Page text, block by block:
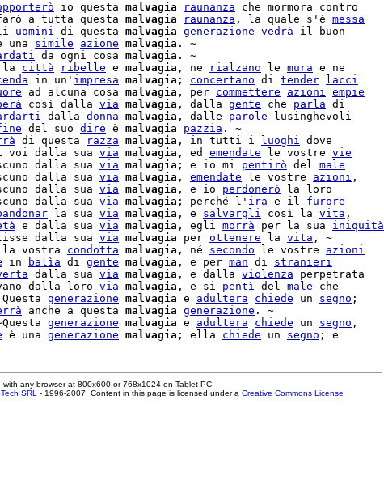
io questa malvagia raunanza che mormora contro
a tutta questa malvagia raunanza , la quale s'è messa
uomini di questa malvagia generazione vedrà il buon
simile azione malvagia . ~
da ogni cosa malvagia . ~
città ribelle e malvagia , ne rialzano le mura e ne
in un' impresa malvagia ; concertano di tender
lacci
ad alcuna cosa malvagia , per commettere azioni empie
così dalla via malvagia , dalla gente che parla
dalla donna malvagia , dalle parole lusinghevoli
del suo dire è malvagia pazzia . ~
di questa razza malvagia , in tutti i luoghi dove
dalla sua via malvagia , ed emendate le vostre vie
dalla sua via malvagia ; e io mi pentirò del male
dalla sua via malvagia , emendate le vostre azioni ,
dalla sua via malvagia , e io perdonerò la loro
dalla sua via malvagia ; perché l' ira e il furore
la sua via malvagia , e salvargli così la vita ,
e dalla sua via malvagia , egli morrà per la sua iniquità
dalla sua via malvagia per ottenere la vita , ~
la vostra condotta malvagia , né secondo le vostre azioni
in balìa di gente malvagia , e per man di stranieri
dalla sua via malvagia , e dalla violenza perpetrata
dalla loro via malvagia , e si pentì del male che
generazione malvagia e adultera chiede un segno ;
anche a questa malvagia generazione . ~
generazione malvagia e adultera chiede un segno ,
è una generazione malvagia ; ella chiede un segno
with any browser at 800x600 or 768x1024 on Tablet PC
SRL - 1996-2007. Content in this page is licensed under a Creative Commons License